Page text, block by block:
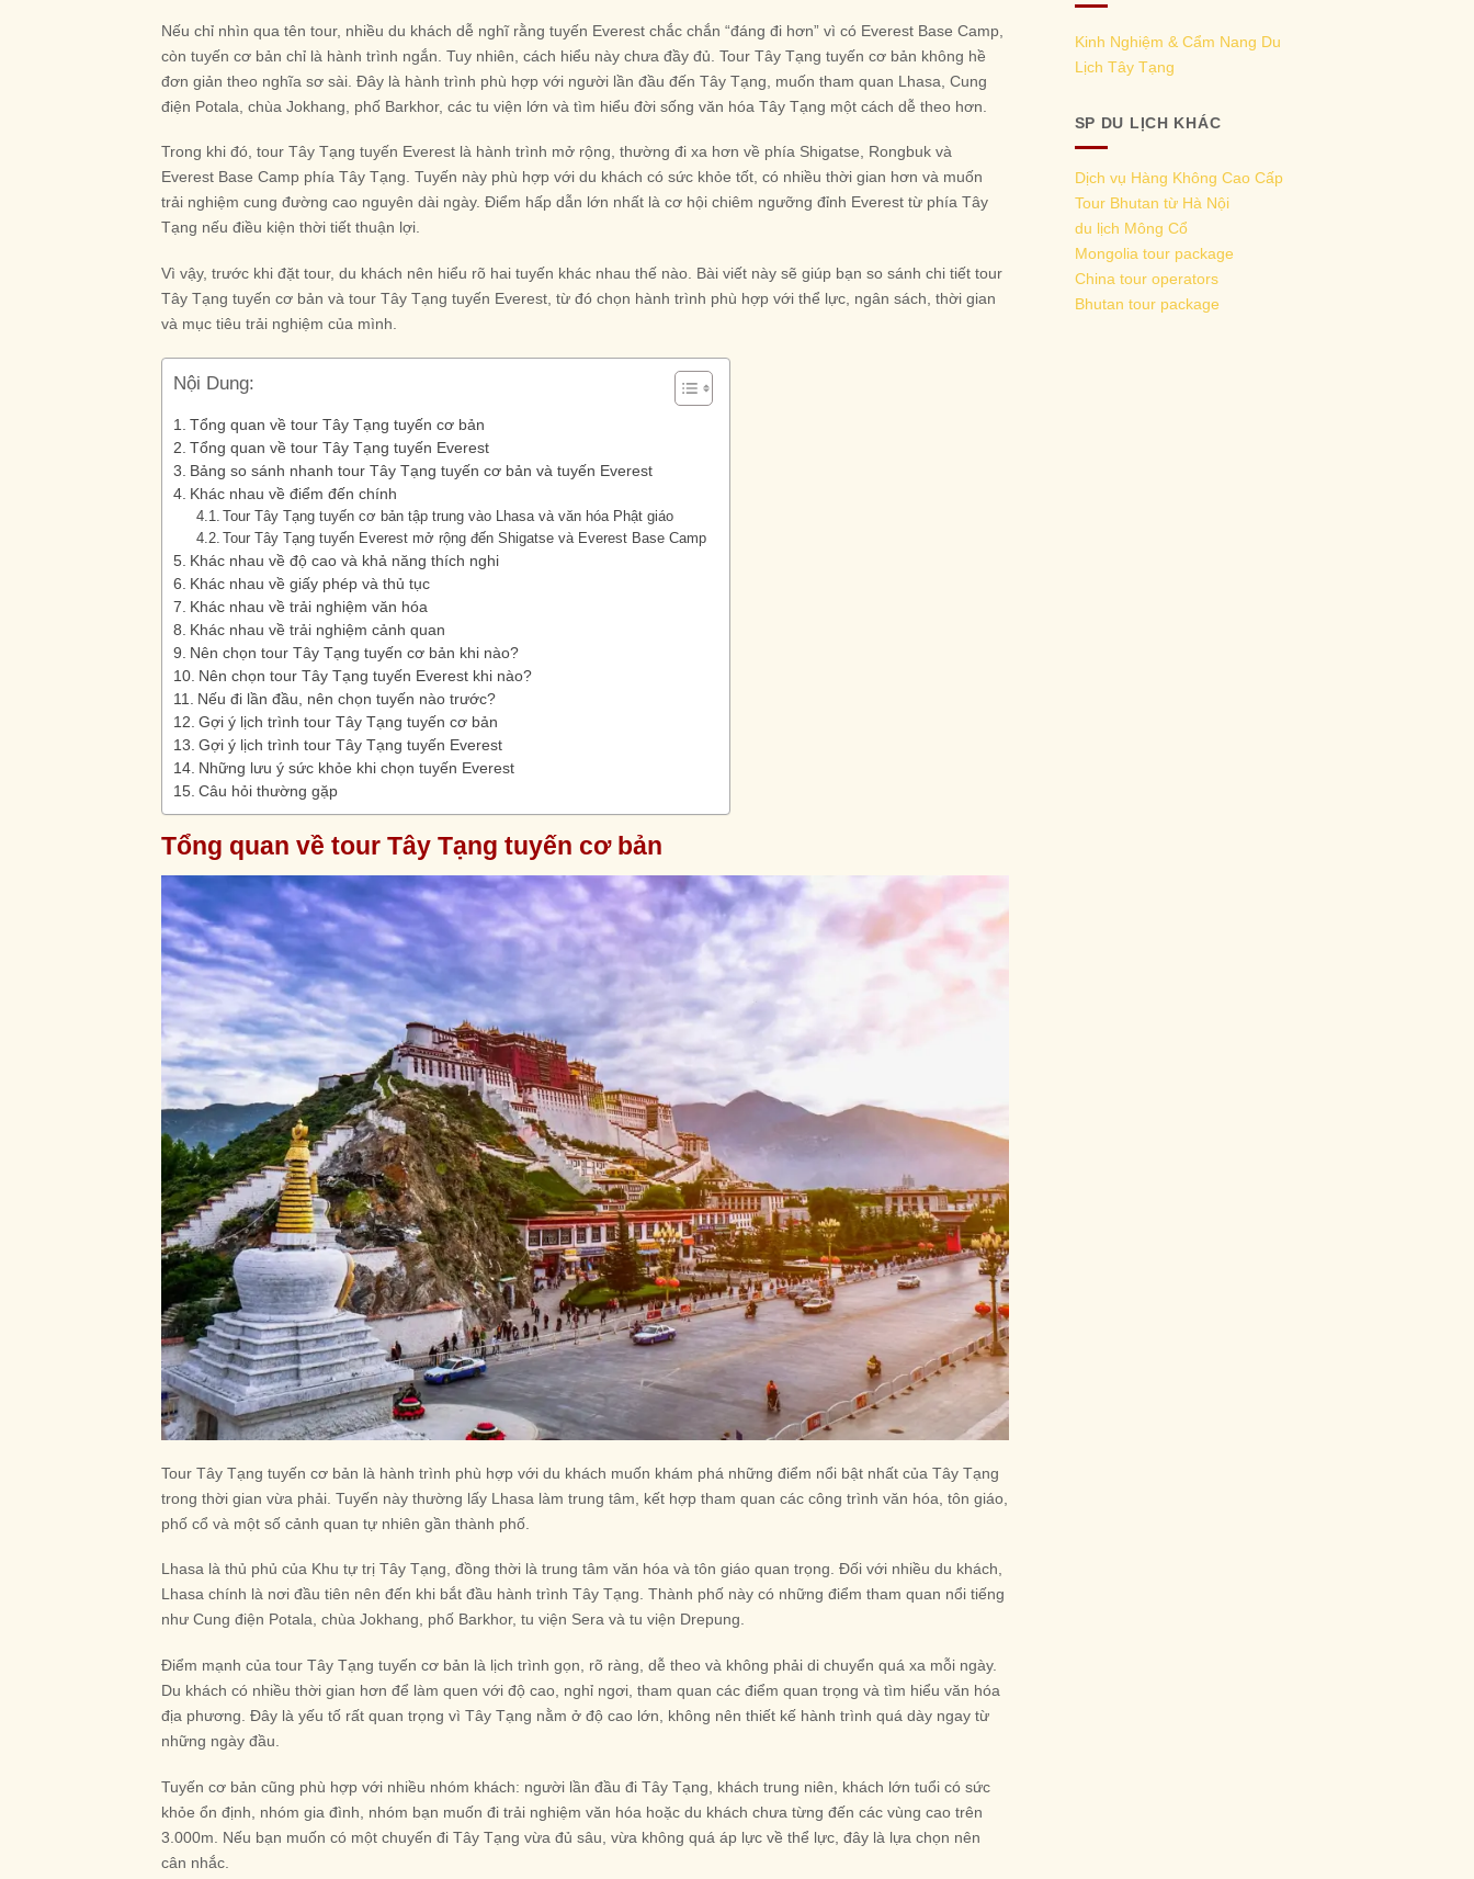
Nếu chỉ nhìn qua tên tour, nhiều du khách dễ nghĩ rằng tuyến Everest chắc chắn “đáng đi hơn” vì có Everest Base Camp,
còn tuyến cơ bản chỉ là hành trình ngắn. Tuy nhiên, cách hiểu này chưa đầy đủ. Tour Tây Tạng tuyến cơ bản không hề
đơn giản theo nghĩa sơ sài. Đây là hành trình phù hợp với người lần đầu đến Tây Tạng, muốn tham quan Lhasa, Cung
điện Potala, chùa Jokhang, phố Barkhor, các tu viện lớn và tìm hiểu đời sống văn hóa Tây Tạng một cách dễ theo hơn.
Trong khi đó, tour Tây Tạng tuyến Everest là hành trình mở rộng, thường đi xa hơn về phía Shigatse, Rongbuk và
Everest Base Camp phía Tây Tạng. Tuyến này phù hợp với du khách có sức khỏe tốt, có nhiều thời gian hơn và muốn
trải nghiệm cung đường cao nguyên dài ngày. Điểm hấp dẫn lớn nhất là cơ hội chiêm ngưỡng đỉnh Everest từ phía Tây
Tạng nếu điều kiện thời tiết thuận lợi.
Vì vậy, trước khi đặt tour, du khách nên hiểu rõ hai tuyến khác nhau thế nào. Bài viết này sẽ giúp bạn so sánh chi tiết tour
Tây Tạng tuyến cơ bản và tour Tây Tạng tuyến Everest, từ đó chọn hành trình phù hợp với thể lực, ngân sách, thời gian
và mục tiêu trải nghiệm của mình.
Nội Dung:
Tổng quan về tour Tây Tạng tuyến cơ bản
Tổng quan về tour Tây Tạng tuyến Everest
Bảng so sánh nhanh tour Tây Tạng tuyến cơ bản và tuyến Everest
Khác nhau về điểm đến chính
Tour Tây Tạng tuyến cơ bản tập trung vào Lhasa và văn hóa Phật giáo
Tour Tây Tạng tuyến Everest mở rộng đến Shigatse và Everest Base Camp
Khác nhau về độ cao và khả năng thích nghi
Khác nhau về giấy phép và thủ tục
Khác nhau về trải nghiệm văn hóa
Khác nhau về trải nghiệm cảnh quan
Nên chọn tour Tây Tạng tuyến cơ bản khi nào?
Nên chọn tour Tây Tạng tuyến Everest khi nào?
Nếu đi lần đầu, nên chọn tuyến nào trước?
Gợi ý lịch trình tour Tây Tạng tuyến cơ bản
Gợi ý lịch trình tour Tây Tạng tuyến Everest
Những lưu ý sức khỏe khi chọn tuyến Everest
Câu hỏi thường gặp
Tổng quan về tour Tây Tạng tuyến cơ bản
Tour Tây Tạng tuyến cơ bản là hành trình phù hợp với du khách muốn khám phá những điểm nổi bật nhất của Tây Tạng
trong thời gian vừa phải. Tuyến này thường lấy Lhasa làm trung tâm, kết hợp tham quan các công trình văn hóa, tôn giáo,
phố cổ và một số cảnh quan tự nhiên gần thành phố.
Lhasa là thủ phủ của Khu tự trị Tây Tạng, đồng thời là trung tâm văn hóa và tôn giáo quan trọng. Đối với nhiều du khách,
Lhasa chính là nơi đầu tiên nên đến khi bắt đầu hành trình Tây Tạng. Thành phố này có những điểm tham quan nổi tiếng
như Cung điện Potala, chùa Jokhang, phố Barkhor, tu viện Sera và tu viện Drepung.
Điểm mạnh của tour Tây Tạng tuyến cơ bản là lịch trình gọn, rõ ràng, dễ theo và không phải di chuyển quá xa mỗi ngày.
Du khách có nhiều thời gian hơn để làm quen với độ cao, nghỉ ngơi, tham quan các điểm quan trọng và tìm hiểu văn hóa
địa phương. Đây là yếu tố rất quan trọng vì Tây Tạng nằm ở độ cao lớn, không nên thiết kế hành trình quá dày ngay từ
những ngày đầu.
Tuyến cơ bản cũng phù hợp với nhiều nhóm khách: người lần đầu đi Tây Tạng, khách trung niên, khách lớn tuổi có sức
khỏe ổn định, nhóm gia đình, nhóm bạn muốn đi trải nghiệm văn hóa hoặc du khách chưa từng đến các vùng cao trên
3.000m. Nếu bạn muốn có một chuyến đi Tây Tạng vừa đủ sâu, vừa không quá áp lực về thể lực, đây là lựa chọn nên
cân nhắc.
Kinh Nghiệm & Cẩm Nang Du
Lịch Tây Tạng
SP DU LỊCH KHÁC
Dịch vụ Hàng Không Cao Cấp
Tour Bhutan từ Hà Nội
du lịch Mông Cổ
Mongolia tour package
China tour operators
Bhutan tour package